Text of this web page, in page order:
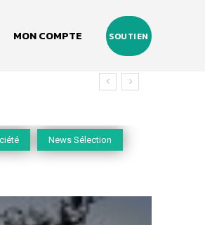
MON COMPTE SOUTIEN
News Sélection